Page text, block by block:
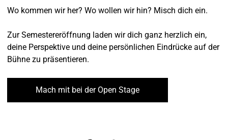
Wo kommen wir her? Wo wollen wir hin? Misch dich ein.
Zur Semestereröffnung laden wir dich ganz herzlich ein,
deine Perspektive und deine persönlichen Eindrücke auf der
Bühne zu präsentieren.
Mach mit bei der Open Stage